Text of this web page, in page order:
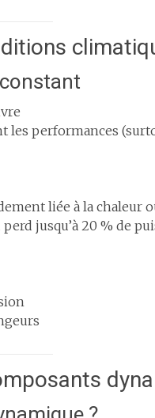
performances
liée à la chaleur
jusqu’à 20 % de